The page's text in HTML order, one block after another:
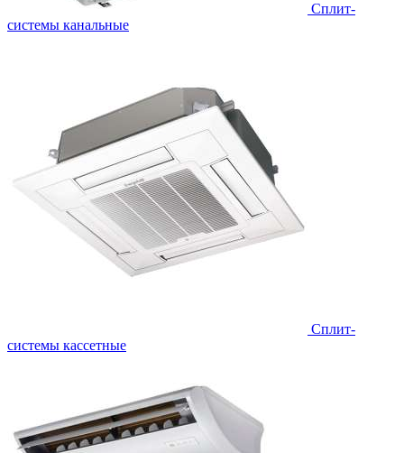
Сплит-
системы канальные
Сплит-
системы кассетные